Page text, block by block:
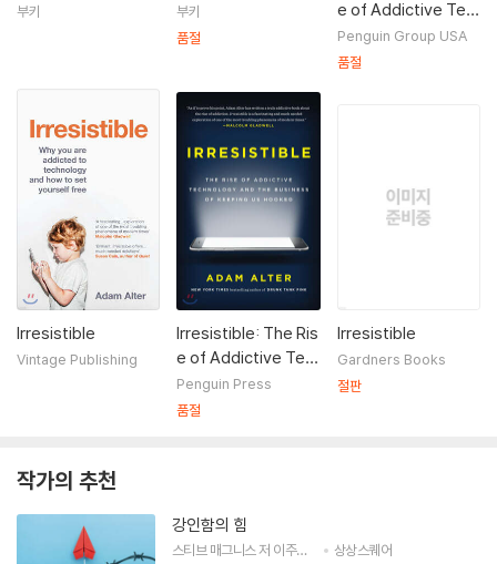
부키
부키
품절
e of Addictive Tec
hnology and the Bu
siness of Keeping
Penguin Group USA
품절
Irresistible
Vintage Publishing
Irresistible: The Ris
e of Addictive Tec
hnology and the Bu
siness of Keeping
Penguin Press
품절
Irresistible
Gardners Books
절판
작가의 추천
강인함의 힘
스티브 매그니스저 이주만 상상스퀘어